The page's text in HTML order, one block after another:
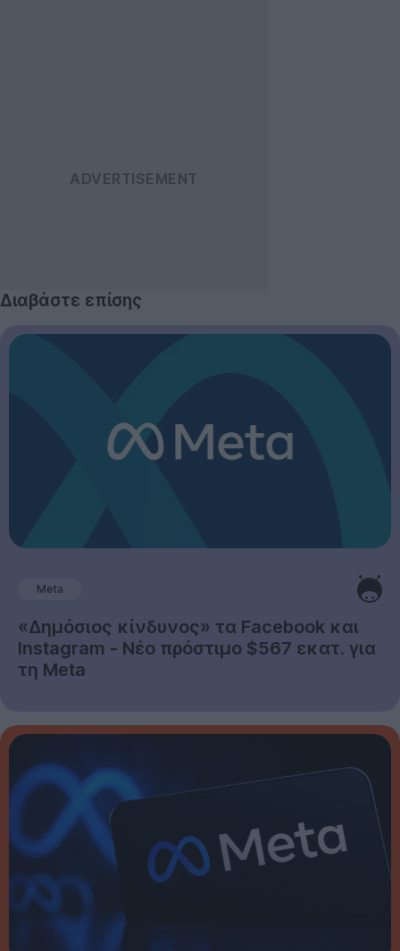
Διαβάστε επίσης
Meta
«Δημόσιος κίνδυνος» τα Facebook και
Instagram - Νέο πρόστιμο $567 εκατ. για
τη Meta